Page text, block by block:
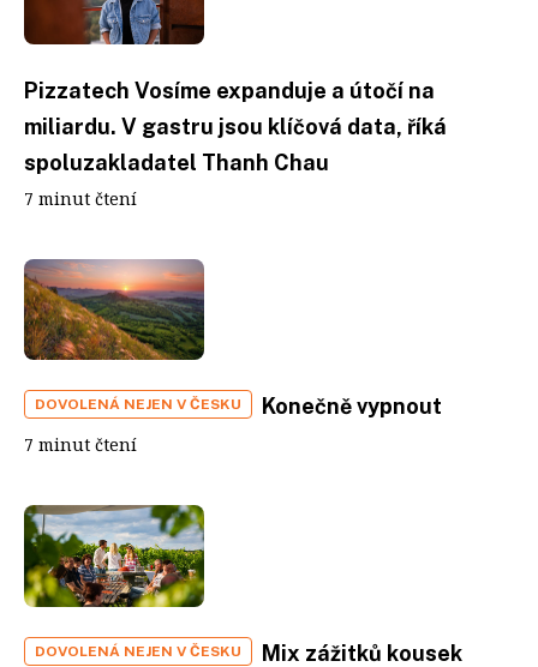
Pizzatech Vosíme expanduje a útočí na
miliardu. V gastru jsou klíčová data, říká
spoluzakladatel Thanh Chau
7 minut čtení
DOVOLENÁ NEJEN V ČESKU Konečně vypnout
7 minut čtení
DOVOLENÁ NEJEN V ČESKU
Mix zážitků kousek